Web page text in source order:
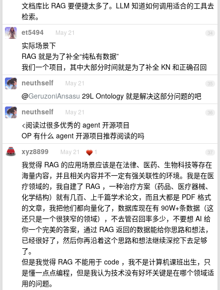
文档库比 RAG 要便捷太多了。LLM 知道如何调用适合的工具去
检索。
34
et5494 May 21
实际场景下
RAG 就是为了补全“纯私有数据”
我们一个项目，其中大部分时间就是为了补全 KN 和正确召回
35
neuthself May 21
@GeruzoniAnsasu 29L Ontology 就是解决这部分问题的吧
36
neuthself May 21
<阅读过很多优秀的 agent 开源项目
OP 有什么 agent 开源项目推荐阅读的吗
37
xyz8899 May 21 1
我觉得 RAG 的应用场景应该是在法律、医药、生物科技等存在
海量内容，并且相关内容并不一定有强关联性的环境。我是在医
疗领域的，我自建了 RAG ，一种治疗方案（药品、医疗器械、
化学结构）就有几百、上千篇学术论文，而且大都是 PDF 格式
的文章，我把他们都向量化了，数据库现在有 90W+条数据（这
还只是一个很狭窄的领域），不去管召回率多少，不要想 AI 给
你一个完美的答案，通过 RAG 返回的数据能给你思路和想法，
已经很好了，然后你再沿着这个思路和想法继续深挖下去足够
了。
但是我觉得 RAG 不能用于 code ，我不是计算机课班出生，只
是懂一点点编程，但是我认为技术没有好坏关键是在哪个领域适
用的问题。